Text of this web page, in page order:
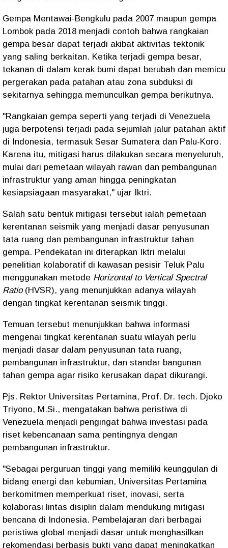
Gempa Mentawai-Bengkulu pada 2007 maupun gempa
Lombok pada 2018 menjadi contoh bahwa rangkaian
gempa besar dapat terjadi akibat aktivitas tektonik
yang saling berkaitan. Ketika terjadi gempa besar,
tekanan di dalam kerak bumi dapat berubah dan memicu
pergerakan pada patahan atau zona subduksi di
sekitarnya sehingga memunculkan gempa berikutnya.
"Rangkaian gempa seperti yang terjadi di Venezuela
juga berpotensi terjadi pada sejumlah jalur patahan aktif
di Indonesia, termasuk Sesar Sumatera dan Palu-Koro.
Karena itu, mitigasi harus dilakukan secara menyeluruh,
mulai dari pemetaan wilayah rawan dan pembangunan
infrastruktur yang aman hingga peningkatan
kesiapsiagaan masyarakat," ujar Iktri.
Salah satu bentuk mitigasi tersebut ialah pemetaan
kerentanan seismik yang menjadi dasar penyusunan
tata ruang dan pembangunan infrastruktur tahan
gempa. Pendekatan ini diterapkan Iktri melalui
penelitian kolaboratif di kawasan pesisir Teluk Palu
menggunakan metode Horizontal to Vertical Spectral
Ratio(HVSR), yang menunjukkan adanya wilayah
dengan tingkat kerentanan seismik tinggi.
Temuan tersebut menunjukkan bahwa informasi
mengenai tingkat kerentanan suatu wilayah perlu
menjadi dasar dalam penyusunan tata ruang,
pembangunan infrastruktur, dan standar bangunan
tahan gempa agar risiko kerusakan dapat dikurangi.
Pjs. Rektor Universitas Pertamina, Prof. Dr. tech. Djoko
Triyono, M.Si., mengatakan bahwa peristiwa di
Venezuela menjadi pengingat bahwa investasi pada
riset kebencanaan sama pentingnya dengan
pembangunan infrastruktur.
"Sebagai perguruan tinggi yang memiliki keunggulan di
bidang energi dan kebumian, Universitas Pertamina
berkomitmen memperkuat riset, inovasi, serta
kolaborasi lintas disiplin dalam mendukung mitigasi
bencana di Indonesia. Pembelajaran dari berbagai
peristiwa global menjadi dasar untuk menghasilkan
rekomendasi berbasis bukti yang dapat meningkatkan